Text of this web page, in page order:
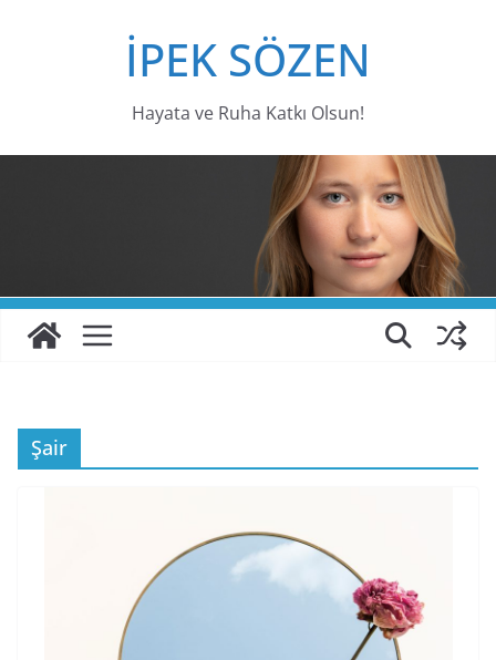
İPEK SÖZEN
Hayata ve Ruha Katkı Olsun!
Şair